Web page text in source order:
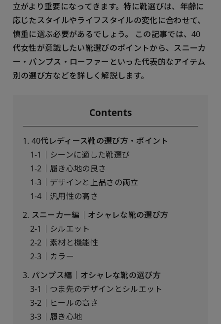
立がより重要になってきます。特に靴選びは、年齢に
応じたスタイルやライフスタイルの変化に合わせて、
慎重に選ぶ必要があるでしょう。 この記事では、40
代女性が意識したい靴選びのポイントから、スニーカ
ー・パンプス・ローファーといった代表的なアイテム
別の選び方などを詳しく解説します。
Contents
1. 40代レディース靴の選び方・ポイント
1-1｜シーンに適した靴選び
1-2｜履き心地の良さ
1-3｜デザインと上品さの両立
1-4｜汎用性の高さ
2. スニーカー編｜オシャレな靴の選び方
2-1｜シルエット
2-2｜素材と機能性
2-3｜カラー
3. パンプス編｜オシャレな靴の選び方
3-1｜つま先のデザインとシルエット
3-2｜ヒールの高さ
3-3｜履き心地